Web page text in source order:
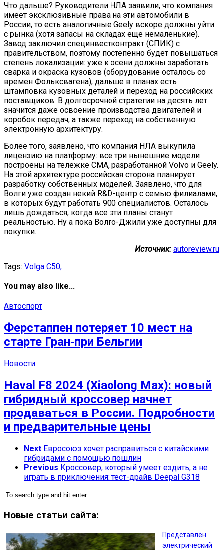
Что дальше? Руководители НЛА заявили, что компания
имеет эксклюзивные права на эти автомобили в
России, то есть аналогичные Geely вскоре должны уйти
с рынка (хотя запасы на складах еще немаленькие).
Завод заключил специнвестконтракт (СПИК) с
правительством, поэтому постепенно будет повышаться
степень локализации: уже к осени должны заработать
сварка и окраска кузовов (оборудование осталось со
времен Фольксвагена), дальше в планах есть
штамповка кузовных деталей и переход на российских
поставщиков. В долгосрочной стратегии на десять лет
значится даже освоение производства двигателей и
коробок передач, а также переход на собственную
электронную архитектуру.
Более того, заявлено, что компания НЛА выкупила
лицензию на платформу: все три нынешние модели
построены на тележке CMA, разработанной Volvo и Geely.
На этой архитектуре российская сторона планирует
разработку собственных моделей. Заявлено, что для
Волги уже создан некий R&D-центр с семью филиалами,
в которых будут работать 900 специалистов. Осталось
лишь дождаться, когда все эти планы станут
реальностью. Ну а пока Волго-Джили уже доступны для
покупки.
Источник: autoreview.ru
Tags: Volga C50,
You may also like...
Автоспорт
Ферстаппен потеряет 10 мест на
старте Гран‑при Бельгии
Новости
Haval F8 2024 (Xiaolong Max): новый
гибридный кроссовер начнет
продаваться в России. Подробности
и предварительные цены
Next Евросоюз хочет расправиться с китайскими
гибридами с помощью пошлин
Previous Кроссовер, который умеет ездить, а не
играть в приключения: тест-драйв Deepal G318
Новые статьи сайта:
Представлен
электрический